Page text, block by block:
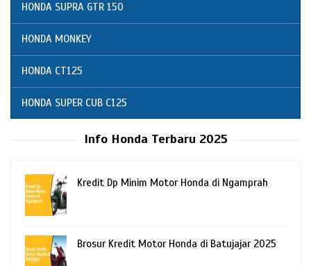
HONDA SUPRA GTR 150
HONDA MONKEY
HONDA CT125
HONDA SUPER CUB C125
Info Honda Terbaru 2025
Kredit Dp Minim Motor Honda di Ngamprah
Brosur Kredit Motor Honda di Batujajar 2025